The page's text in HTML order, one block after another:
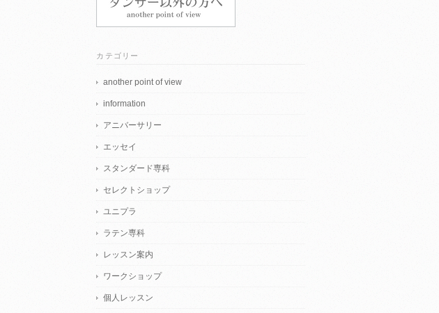
カテゴリー
another point of view
information
アニバーサリー
エッセイ
スタンダード専科
セレクトショップ
ユニプラ
ラテン専科
レッスン案内
ワークショップ
個人レッスン